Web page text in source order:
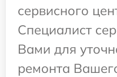
сервисного
Специалист
Вами для
ремонта